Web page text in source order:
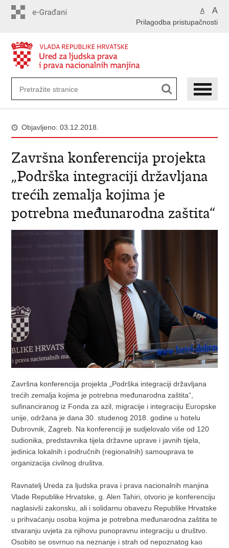
A A
Prilagodba pristupačnosti
Objavljeno: 03.12.2018.
Završna konferencija projekta
„Podrška integraciji državljana
trećih zemalja kojima je
potrebna međunarodna zaštita“
Završna konferencija projekta „Podrška integraciji državljana
trećih zemalja kojima je potrebna međunarodna zaštita“,
sufinanciranog iz Fonda za azil, migracije i integraciju Europske
unije, održana je dana 30. studenog 2018. godine u hotelu
Dubrovnik, Zagreb. Na konferenciji je sudjelovalo više od 120
sudionika, predstavnika tijela državne uprave i javnih tijela,
jedinica lokalnih i područnih (regionalnih) samouprava te
organizacija civilnog društva.
Ravnatelj Ureda za ljudska prava i prava nacionalnih manjina
Vlade Republike Hrvatske, g. Alen Tahiri, otvorio je konferenciju
naglasivši zakonsku, ali i solidarnu obavezu Republike Hrvatske
u prihvaćanju osoba kojima je potrebna međunarodna zaštita te
stvaranju uvjeta za njihovu punopravnu integraciju u društvo.
Osobito se osvrnuo na neznanje i strah od nepoznatog kao